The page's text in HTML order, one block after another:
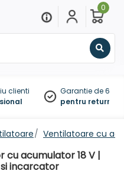
0
clienti
Garantie de 60
pentru
Ventilatoare cu
cu acumulator 18 V |
incarcator